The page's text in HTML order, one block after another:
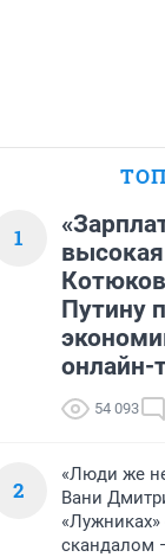
1
Путину
онлайн-
54 093
2
«Люди же
Вани
«Лужниках»
скандалом